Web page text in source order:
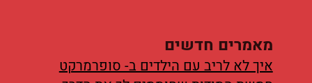
מאמרים חדשים
איך לא לריב עם הילדים ב- סופרמרקט